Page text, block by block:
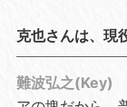
克也さんは、現
難波弘之(Key)